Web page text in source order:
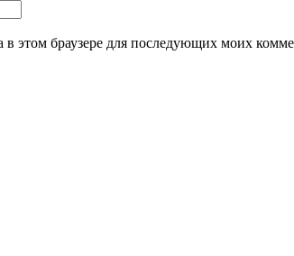
в этом браузере для последующих моих